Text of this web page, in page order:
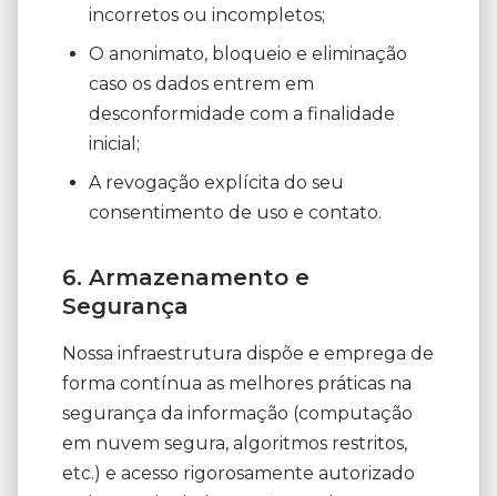
incorretos ou incompletos;
O anonimato, bloqueio e eliminação
caso os dados entrem em
desconformidade com a finalidade
inicial;
A revogação explícita do seu
consentimento de uso e contato.
6. Armazenamento e
Segurança
Nossa infraestrutura dispõe e emprega de
forma contínua as melhores práticas na
segurança da informação (computação
em nuvem segura, algoritmos restritos,
etc.) e acesso rigorosamente autorizado